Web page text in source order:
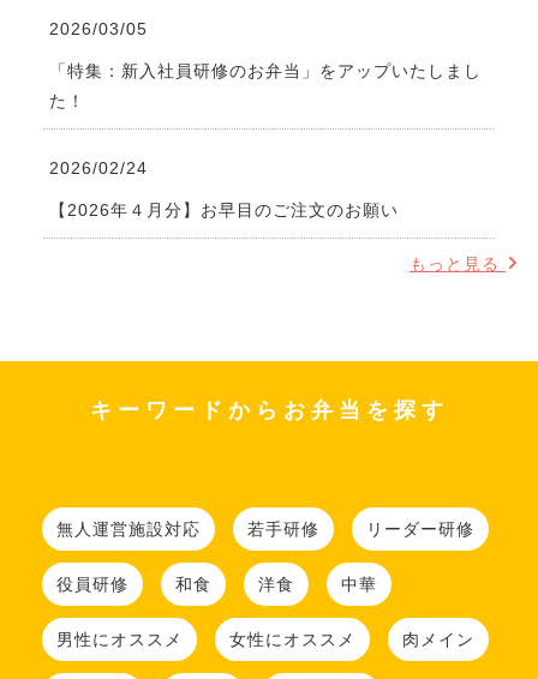
2026/03/05
「特集：新入社員研修のお弁当」をアップいたしまし
た！
2026/02/24
【2026年４月分】お早目のご注文のお願い
もっと見る
キーワードからお弁当を探す
無人運営施設対応 若手研修 リーダー研修
役員研修 和食 洋食 中華
男性にオススメ 女性にオススメ 肉メイン